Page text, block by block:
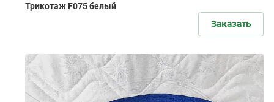
Трикотаж F075 белый
Заказать